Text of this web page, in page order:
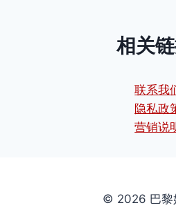
相关
联系我
隐私政
营销说
© 2026 巴黎